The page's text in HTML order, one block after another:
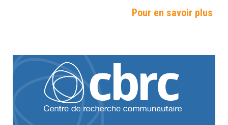
Pour en savoir plus